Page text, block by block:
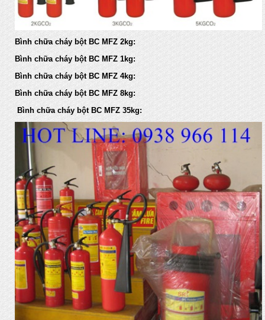
Bình chữa cháy bột BC MFZ 2kg:
Bình chữa cháy bột BC MFZ 1kg:
Bình chữa cháy bột BC MFZ 4kg:
Bình chữa cháy bột BC MFZ 8kg:
Bình chữa cháy bột BC MFZ 35kg: